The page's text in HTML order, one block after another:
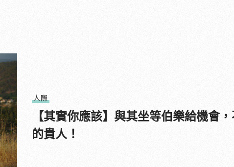
人際
【其實你應該】與其坐等伯樂給機會
的貴人！